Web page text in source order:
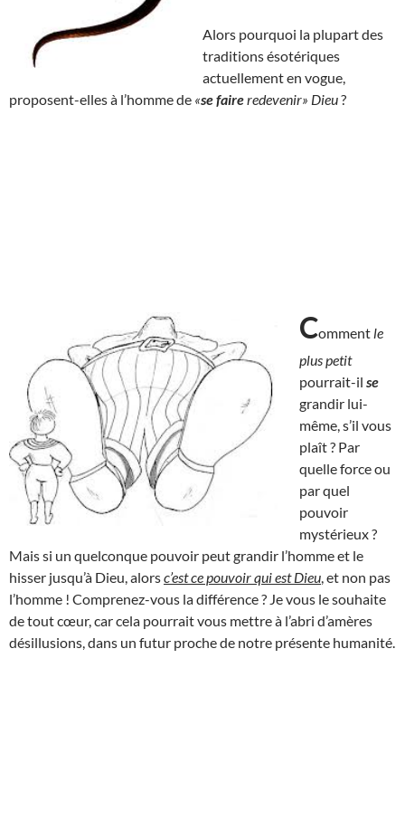
Alors pourquoi la plupart des
traditions ésotériques
actuellement en vogue,
proposent-elles à l’homme de «se faireredevenir» Dieu?
Comment le
plus petit
pourrait-il se
grandir lui-
même, s’il vous
plaît ? Par
quelle force ou
par quel
pouvoir
mystérieux ?
Mais si un quelconque pouvoir peut grandir l’homme et le
hisser jusqu’à Dieu, alorsc’est ce pouvoir qui est Dieu , et non pas
l’homme ! Comprenez-vous la différence ? Je vous le souhaite
de tout cœur, car cela pourrait vous mettre à l’abri d’amères
désillusions, dans un futur proche de notre présente humanité.